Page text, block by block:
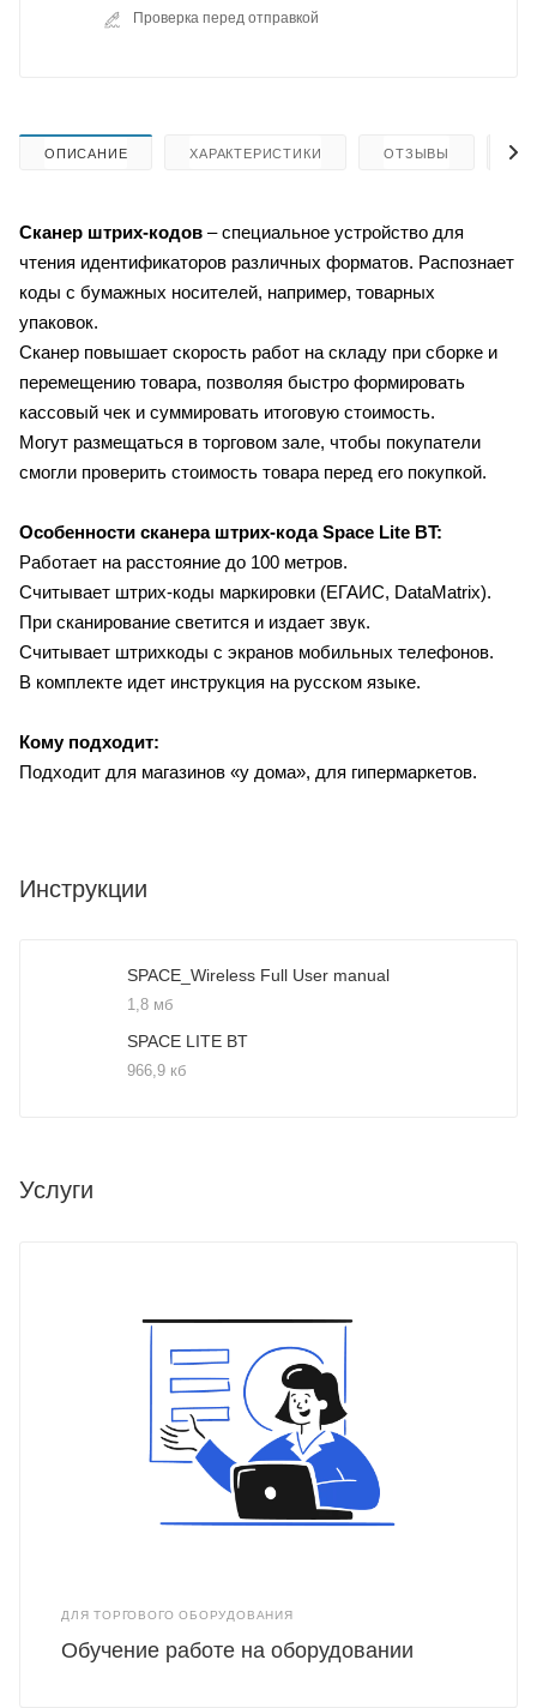
Проверка перед отправкой
ОПИСАНИЕ ХАРАКТЕРИСТИКИ ОТЗЫВЫ
Сканер штрих-кодов – специальное устройство для
чтения идентификаторов различных форматов. Распознает
коды с бумажных носителей, например, товарных
упаковок.
Сканер повышает скорость работ на складу при сборке и
перемещению товара, позволяя быстро формировать
кассовый чек и суммировать итоговую стоимость.
Могут размещаться в торговом зале, чтобы покупатели
смогли проверить стоимость товара перед его покупкой.
Особенности сканера штрих-кодаSpace Lite BT:
Работает на расстояние до 100 метров.
Считывает штрих-коды маркировки (ЕГАИС, DataMatrix).
При сканирование светится и издает звук.
Считывает штрихкоды с экранов мобильных телефонов.
В комплекте идет инструкция на русском языке.
Кому подходит:
Подходит для магазинов «у дома», для гипермаркетов.
Инструкции
SPACE_Wireless Full User manual
1,8 мб
SPACE LITE BT
966,9 кб
Услуги
ДЛЯ ТОРГОВОГО ОБОРУДОВАНИЯ
Обучение работе на оборудовании